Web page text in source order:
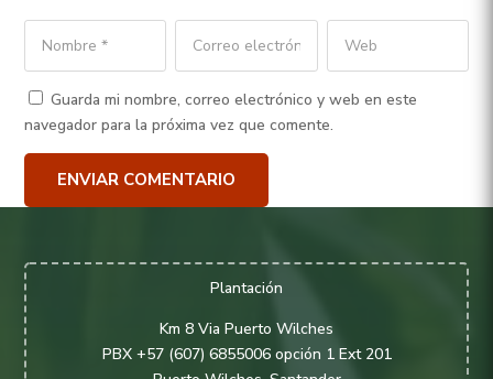
Guarda mi nombre, correo electrónico y web en este
navegador para la próxima vez que comente.
ENVIAR COMENTARIO
Plantación
Km 8 Via Puerto Wilches
PBX +57 (607) 6855006 opción 1 Ext 201